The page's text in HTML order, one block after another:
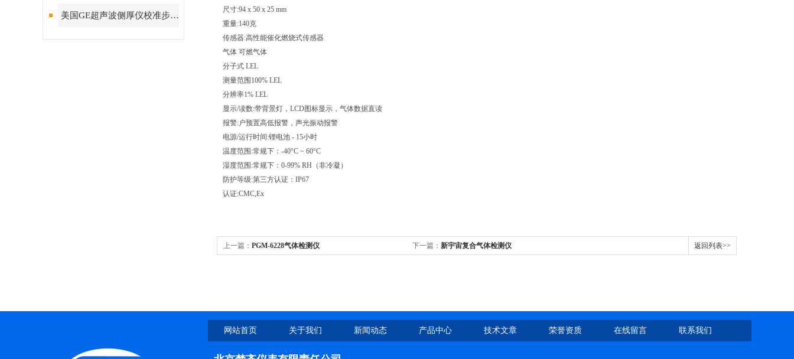
美国GE超声波侧厚仪校准步骤与常见误差来源分析
尺寸:94 x 50 x 25 mm
重量:140克
传感器:高性能催化燃烧式传感器
气体 可燃气体
分子式 LEL
测量范围100% LEL
分辨率1% LEL
显示/读数:带背景灯，LCD图标显示，气体数据直读
报警:户预置高低报警，声光振动报警
电源/运行时间:锂电池 - 15小时
温度范围:常规下：-40°C ~ 60°C
湿度范围:常规下：0-99% RH（非冷凝）
防护等级:第三方认证：IP67
认证:CMC,Ex
上一篇： PGM-6228气体检测仪 下一篇： 新宇宙复合气体检测仪 返回列表>>
网站首页 关于我们 新闻动态 产品中心 技术文章 荣誉资质 在线留言 联系我们